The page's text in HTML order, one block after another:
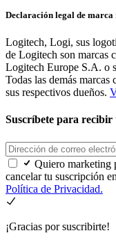
Declaración legal de marca
Logitech, Logi, sus
de Logitech son marcas
Logitech Europe S.A. o
Todas las demás marcas
sus respectivos dueños.
Suscríbete para recibir
Quiero marketing
cancelar tu suscripción
Política de Privacidad.
¡Gracias por suscribirte!